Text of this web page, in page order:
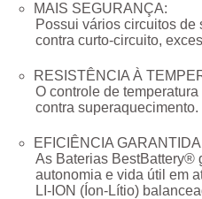
MAIS SEGURANÇA:
Possui vários circuitos de
contra curto-circuito,
RESISTÊNCIA À
O controle de
contra superaquecimento.
EFICIÊNCIA
As Baterias BestBattery®
autonomia e vida útil em
LI-ION (Íon-Lítio)